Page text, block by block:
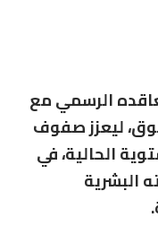
الرسمي مع
ليعزز صفوف
الحالية، في
البشرية